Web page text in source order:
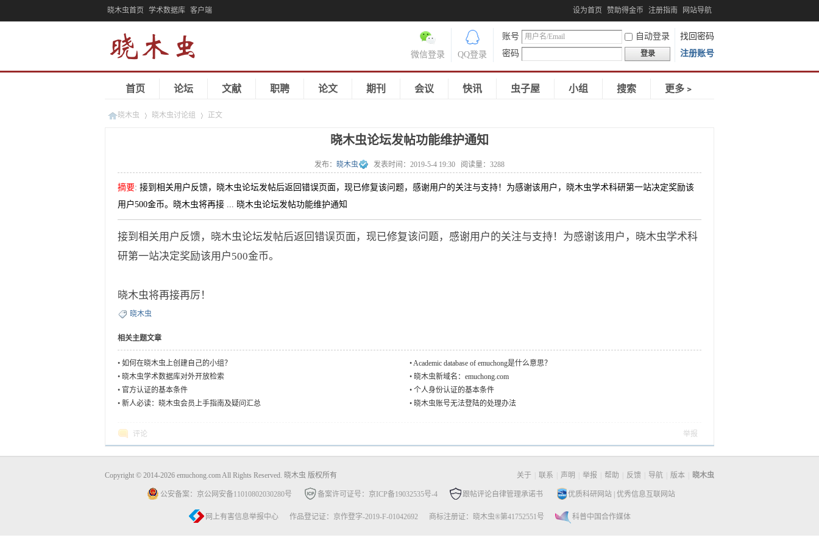
晓木虫首页 学术数据库 客户端 设为首页 赞助得金币 注册指南 网站导航
账号 自动登录
找回密码
密码
登录 注册账号
QQ登录
微信登录
首页 论坛 文献 职聘 论文 期刊 会议 快讯 虫子屋 小组 搜索 更多﹥
晓木虫 晓木虫讨论组 正文
晓木虫论坛发帖功能维护通知
发布： 晓木虫 发表时间： 2019-5-4 19:30 阅读量： 3288
摘要: 接到相关用户反馈，晓木虫论坛发帖后返回错误页面，现已修复该问题，感谢用户的关注与支持！为感谢该用户，晓木虫学术科研第一站决定奖励该
用户500金币。晓木虫将再接 ... 晓木虫论坛发帖功能维护通知
接到相关用户反馈，晓木虫论坛发帖后返回错误页面，现已修复该问题，感谢用户的关注与支持！为感谢该用户，晓木虫学术科
研第一站决定奖励该用户500金币。
晓木虫将再接再厉！
晓木虫
相关主题文章
• 如何在晓木虫上创建自己的小组？ •Academic database of emuchong是什么意思？
• 晓木虫学术数据库对外开放检索 • 晓木虫新域名：emuchong.com
• 官方认证的基本条件 • 个人身份认证的基本条件
• 新人必读：晓木虫会员上手指南及疑问汇总 • 晓木虫账号无法登陆的处理办法
评论 举报
关于 联系 声明 举报 帮助 反馈 导航 版本 晓木虫
Copyright © 2014-2026 emuchong.com All Rights Reserved. 晓木虫 版权所有
公安备案：京公网安备11010802030280号 备案许可证号：京ICP备19032535号-4 跟帖评论自律管理承诺书 优质科研网站 优秀信息互联网站
网上有害信息举报中心 作品登记证：京作登字-2019-F-01042692 商标注册证：晓木虫®第41752551号 科普中国合作媒体